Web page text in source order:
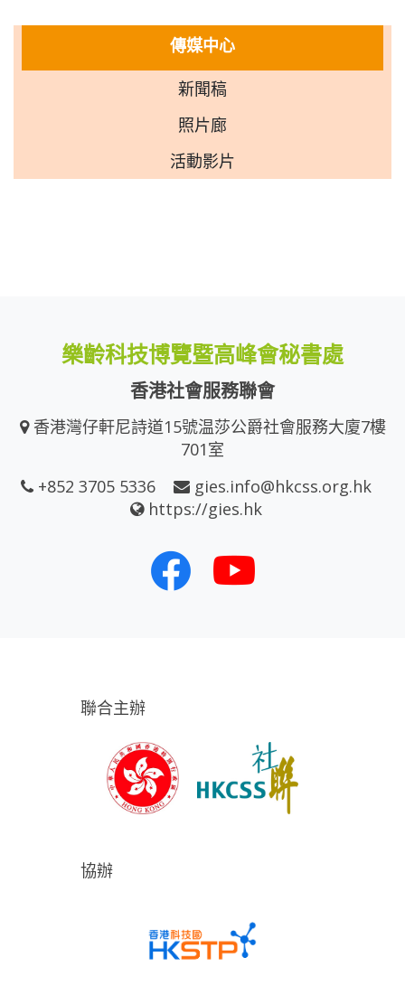
傳媒中心
新聞稿
照片廊
活動影片
樂齡科技博覽暨高峰會秘書處
香港社會服務聯會
香港灣仔軒尼詩道15號温莎公爵社會服務大廈7樓
701室
+852 3705 5336
gies.info@hkcss.org.hk
https://gies.hk
聯合主辦
協辦